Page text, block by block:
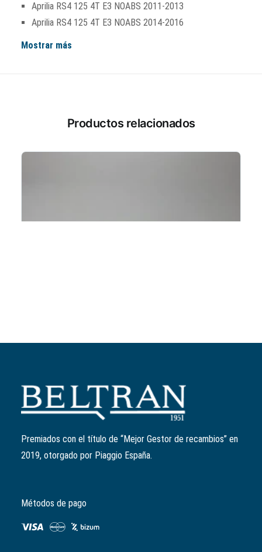
Aprilia RS4 125 4T E3 NOABS 2011-2013
Aprilia RS4 125 4T E3 NOABS 2014-2016
Mostrar más
Productos relacionados
Patín variador
843028
Premiados con el título de “Mejor Gestor de recambios” en
2019, otorgado por Piaggio España.
Métodos de pago